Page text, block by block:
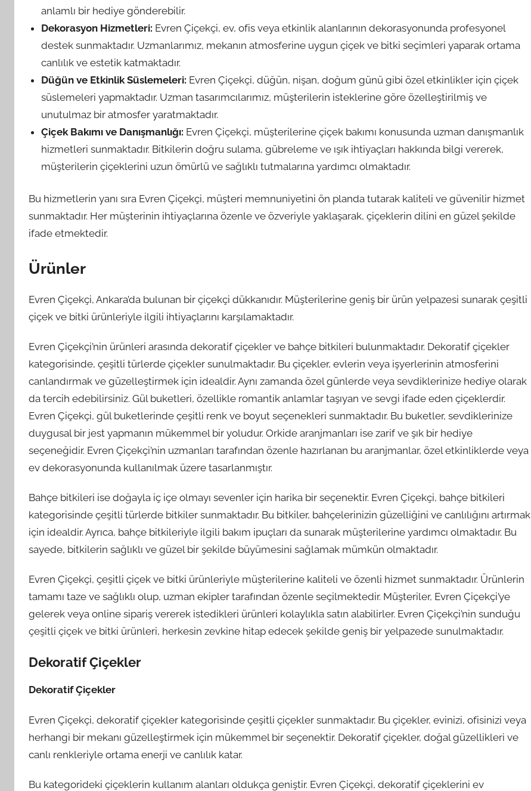
anlamlı bir hediye gönderebilir.
Dekorasyon Hizmetleri: Evren Çiçekçi, ev, ofis veya etkinlik alanlarının dekorasyonunda profesyonel
destek sunmaktadır. Uzmanlarımız, mekanın atmosferine uygun çiçek ve bitki seçimleri yaparak ortama
canlılık ve estetik katmaktadır.
Düğün ve Etkinlik Süslemeleri: Evren Çiçekçi, düğün, nişan, doğum günü gibi özel etkinlikler için çiçek
süslemeleri yapmaktadır. Uzman tasarımcılarımız, müşterilerin isteklerine göre özelleştirilmiş ve
unutulmaz bir atmosfer yaratmaktadır.
Çiçek Bakımı ve Danışmanlığı: Evren Çiçekçi, müşterilerine çiçek bakımı konusunda uzman danışmanlık
hizmetleri sunmaktadır. Bitkilerin doğru sulama, gübreleme ve ışık ihtiyaçları hakkında bilgi vererek,
müşterilerin çiçeklerini uzun ömürlü ve sağlıklı tutmalarına yardımcı olmaktadır.
Bu hizmetlerin yanı sıra Evren Çiçekçi, müşteri memnuniyetini ön planda tutarak kaliteli ve güvenilir hizmet
sunmaktadır. Her müşterinin ihtiyaçlarına özenle ve özveriyle yaklaşarak, çiçeklerin dilini en güzel şekilde
ifade etmektedir.
Ürünler
Evren Çiçekçi, Ankara’da bulunan bir çiçekçi dükkanıdır. Müşterilerine geniş bir ürün yelpazesi sunarak çeşitli
çiçek ve bitki ürünleriyle ilgili ihtiyaçlarını karşılamaktadır.
Evren Çiçekçi’nin ürünleri arasında dekoratif çiçekler ve bahçe bitkileri bulunmaktadır. Dekoratif çiçekler
kategorisinde, çeşitli türlerde çiçekler sunulmaktadır. Bu çiçekler, evlerin veya işyerlerinin atmosferini
canlandırmak ve güzelleştirmek için idealdir. Aynı zamanda özel günlerde veya sevdiklerinize hediye olarak
da tercih edebilirsiniz. Gül buketleri, özellikle romantik anlamlar taşıyan ve sevgi ifade eden çiçeklerdir.
Evren Çiçekçi, gül buketlerinde çeşitli renk ve boyut seçenekleri sunmaktadır. Bu buketler, sevdiklerinize
duygusal bir jest yapmanın mükemmel bir yoludur. Orkide aranjmanları ise zarif ve şık bir hediye
seçeneğidir. Evren Çiçekçi’nin uzmanları tarafından özenle hazırlanan bu aranjmanlar, özel etkinliklerde veya
ev dekorasyonunda kullanılmak üzere tasarlanmıştır.
Bahçe bitkileri ise doğayla iç içe olmayı sevenler için harika bir seçenektir. Evren Çiçekçi, bahçe bitkileri
kategorisinde çeşitli türlerde bitkiler sunmaktadır. Bu bitkiler, bahçelerinizin güzelliğini ve canlılığını artırmak
için idealdir. Ayrıca, bahçe bitkileriyle ilgili bakım ipuçları da sunarak müşterilerine yardımcı olmaktadır. Bu
sayede, bitkilerin sağlıklı ve güzel bir şekilde büyümesini sağlamak mümkün olmaktadır.
Evren Çiçekçi, çeşitli çiçek ve bitki ürünleriyle müşterilerine kaliteli ve özenli hizmet sunmaktadır. Ürünlerin
tamamı taze ve sağlıklı olup, uzman ekipler tarafından özenle seçilmektedir. Müşteriler, Evren Çiçekçi’ye
gelerek veya online sipariş vererek istedikleri ürünleri kolaylıkla satın alabilirler. Evren Çiçekçi’nin sunduğu
çeşitli çiçek ve bitki ürünleri, herkesin zevkine hitap edecek şekilde geniş bir yelpazede sunulmaktadır.
Dekoratif Çiçekler
Dekoratif Çiçekler
Evren Çiçekçi, dekoratif çiçekler kategorisinde çeşitli çiçekler sunmaktadır. Bu çiçekler, evinizi, ofisinizi veya
herhangi bir mekanı güzelleştirmek için mükemmel bir seçenektir. Dekoratif çiçekler, doğal güzellikleri ve
canlı renkleriyle ortama enerji ve canlılık katar.
Bu kategorideki çiçeklerin kullanım alanları oldukça geniştir. Evren Çiçekçi, dekoratif çiçeklerini ev